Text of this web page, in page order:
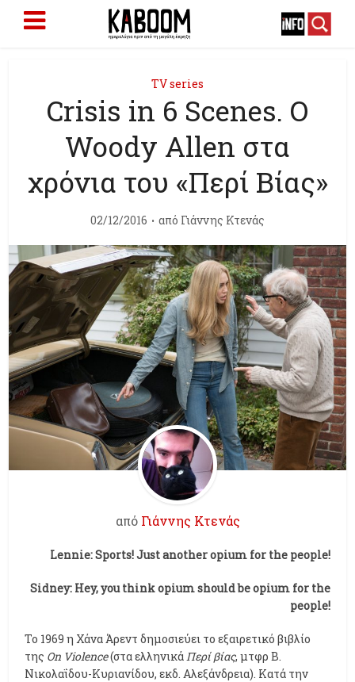
TV series
Crisis in 6 Scenes. O
Woody Allen στα
χρόνια του «Περί Βίας»
02/12/2016 από Γιάννης Κτενάς
από Γιάννης Κτενάς
Lennie: Sports! Just another opium for the people!
Sidney: Hey, you think opium should be opium for the
people!
Το 1969 η Χάνα Άρεντ δημοσιεύει το εξαιρετικό βιβλίο
της On Violence(στα ελληνικά Περί βίας, μτφρ Β.
Νικολαΐδου-Κυριανίδου, εκδ. Αλεξάνδρεια). Κατά την